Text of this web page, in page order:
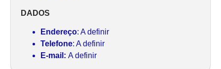
DADOS
Endereço: A definir
Telefone: A definir
E-mail: A definir